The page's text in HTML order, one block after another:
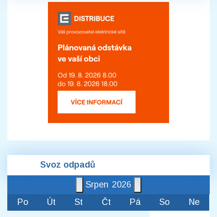
Svoz odpadů
Srpen 2026
Po
Út St Čt Pá So
Ne